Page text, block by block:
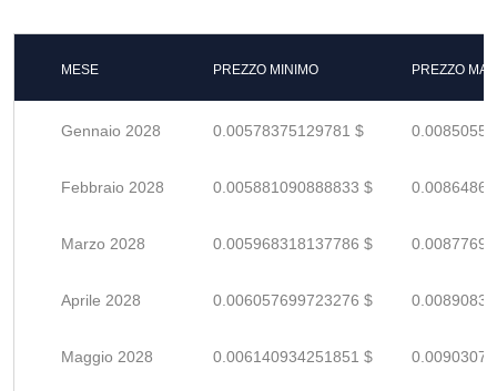
MESE PREZZO MINIMO PREZZO
Gennaio 2028 0.00578375129781 $
Febbraio 2028 0.005881090888833 $
Marzo 2028 0.005968318137786 $
Aprile 2028 0.006057699723276 $
Maggio 2028 0.006140934251851 $